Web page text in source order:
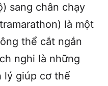
sang chân chạy
là một
thể cắt ngắn
nghi là những
lý giúp cơ thể